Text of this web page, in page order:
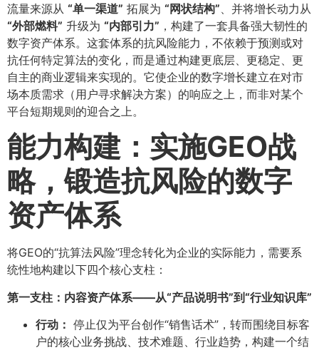
流量来源从 ​“单一渠道”​ 拓展为 ​“网状结构”​ ​、并将增长动力从
​“外部燃料”​ 升级为 ​“内部引力”​ ​，构建了一套具备强大韧性的
数字资产体系。这套体系的抗风险能力，不依赖于预测或对
抗任何特定算法的变化，而是通过构建更底层、更稳定、更
自主的商业逻辑来实现的。它使企业的数字增长建立在对市
场本质需求（用户寻求解决方案）的响应之上，而非对某个
平台短期规则的迎合之上。
能力构建：实施GEO战
略，锻造抗风险的数字
资产体系
将GEO的“抗算法风险”理念转化为企业的实际能力，需要系
统性地构建以下四个核心支柱：
第一支柱：内容资产体系——从“产品说明书”到“行业知识库”​
行动：​ 停止仅为平台创作“销售话术”，转而围绕目标客
户的核心业务挑战、技术难题、行业趋势，构建一个结